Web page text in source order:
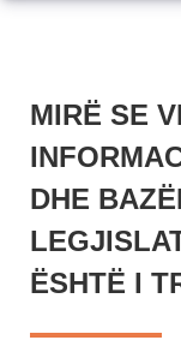
MIRË SE
DHE
ËSHTË I